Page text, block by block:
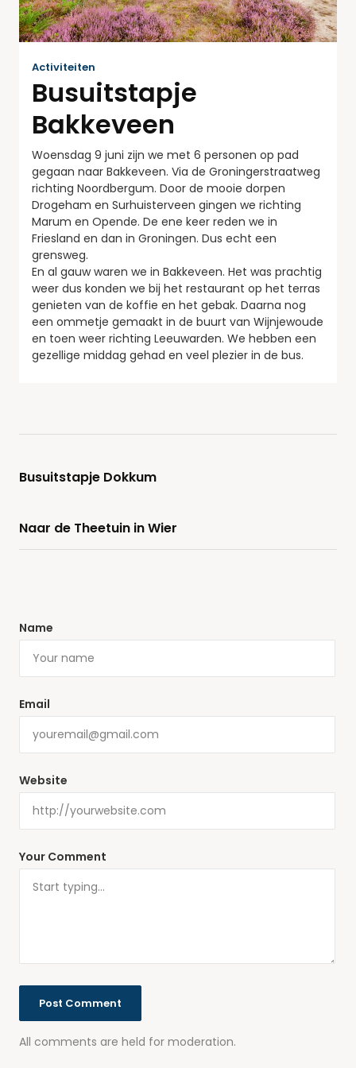
Activiteiten
Busuitstapje
Bakkeveen
Woensdag 9 juni zijn we met 6 personen op pad
gegaan naar Bakkeveen. Via de Groningerstraatweg
richting Noordbergum. Door de mooie dorpen
Drogeham en Surhuisterveen gingen we richting
Marum en Opende. De ene keer reden we in
Friesland en dan in Groningen. Dus echt een
grensweg.
En al gauw waren we in Bakkeveen. Het was prachtig
weer dus konden we bij het restaurant op het terras
genieten van de koffie en het gebak. Daarna nog
een ommetje gemaakt in de buurt van Wijnjewoude
en toen weer richting Leeuwarden. We hebben een
gezellige middag gehad en veel plezier in de bus.
Busuitstapje Dokkum
Naar de Theetuin in Wier
Your Comment
All comments are held for moderation.
Name
Email
Website